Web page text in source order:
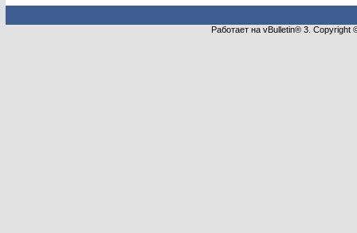
Работает на vBulletin® 3.